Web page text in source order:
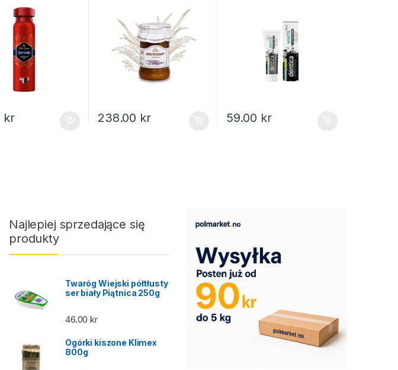
kr 238.00 kr 59.00 kr
Najlepiej sprzedające się
produkty
Twaróg Wiejski półtłusty
ser biały Piątnica 250g
46.00kr
Ogórki kiszone Klimex
800g